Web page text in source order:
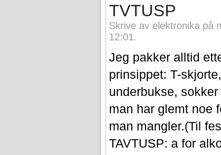
TVTUSP
Skrive av elektronika på
12:01.
Jeg pakker alltid
prinsippet: T-
underbukse,
man har glemt noe
man mangler.(Til
TAVTUSP: a for